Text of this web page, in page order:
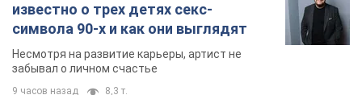
известно о трех детях секс-
символа 90-х и как они выглядят
Несмотря на развитие карьеры, артист не
забывал о личном счастье
9 часов назад 8,3 т.